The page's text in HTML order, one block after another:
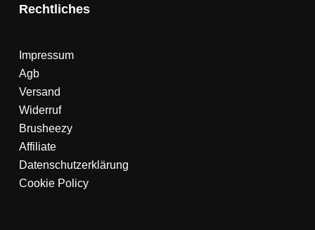
Rechtliches
Impressum
Agb
Versand
Widerruf
Brusheezy
Affiliate
Datenschutzerklärung
Cookie Policy